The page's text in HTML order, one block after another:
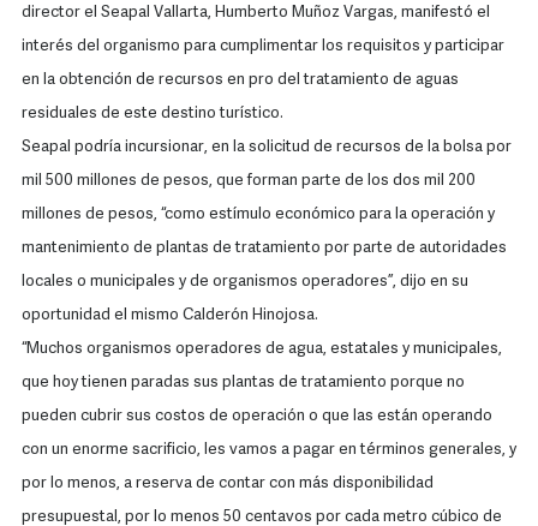
director el Seapal Vallarta, Humberto Muñoz Vargas, manifestó el
interés del organismo para cumplimentar los requisitos y participar
en la obtención de recursos en pro del tratamiento de aguas
residuales de este destino turístico.
Seapal podría incursionar, en la solicitud de recursos de la bolsa por
mil 500 millones de pesos, que forman parte de los dos mil 200
millones de pesos, “como estímulo económico para la operación y
mantenimiento de plantas de tratamiento por parte de autoridades
locales o municipales y de organismos operadores”, dijo en su
oportunidad el mismo Calderón Hinojosa.
“Muchos organismos operadores de agua, estatales y municipales,
que hoy tienen paradas sus plantas de tratamiento porque no
pueden cubrir sus costos de operación o que las están operando
con un enorme sacrificio, les vamos a pagar en términos generales, y
por lo menos, a reserva de contar con más disponibilidad
presupuestal, por lo menos 50 centavos por cada metro cúbico de